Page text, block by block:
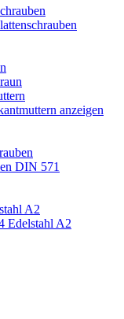
anzeigen
DIN 571
A2
Edelstahl A2